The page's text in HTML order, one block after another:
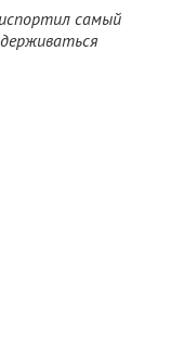
самый